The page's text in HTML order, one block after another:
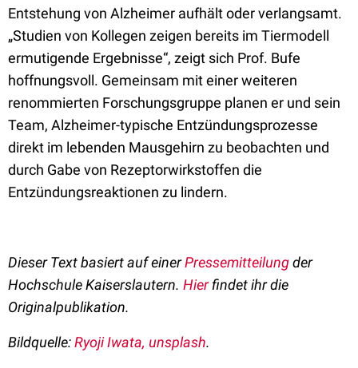
Entstehung von Alzheimer aufhält oder verlangsamt.
„Studien von Kollegen zeigen bereits im Tiermodell
ermutigende Ergebnisse“, zeigt sich Prof. Bufe
hoffnungsvoll. Gemeinsam mit einer weiteren
renommierten Forschungsgruppe planen er und sein
Team, Alzheimer-typische Entzündungsprozesse
direkt im lebenden Mausgehirn zu beobachten und
durch Gabe von Rezeptorwirkstoffen die
Entzündungsreaktionen zu lindern.
Dieser Text basiert auf einerPressemitteilungder
Hochschule Kaiserslautern. Hierfindet ihr die
Originalpublikation.
Bildquelle:Ryoji Iwata, unsplash.